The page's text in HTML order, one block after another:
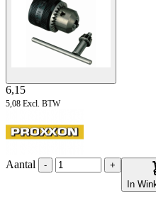
6,15
5,08 Excl. BTW
Aantal -
+
In